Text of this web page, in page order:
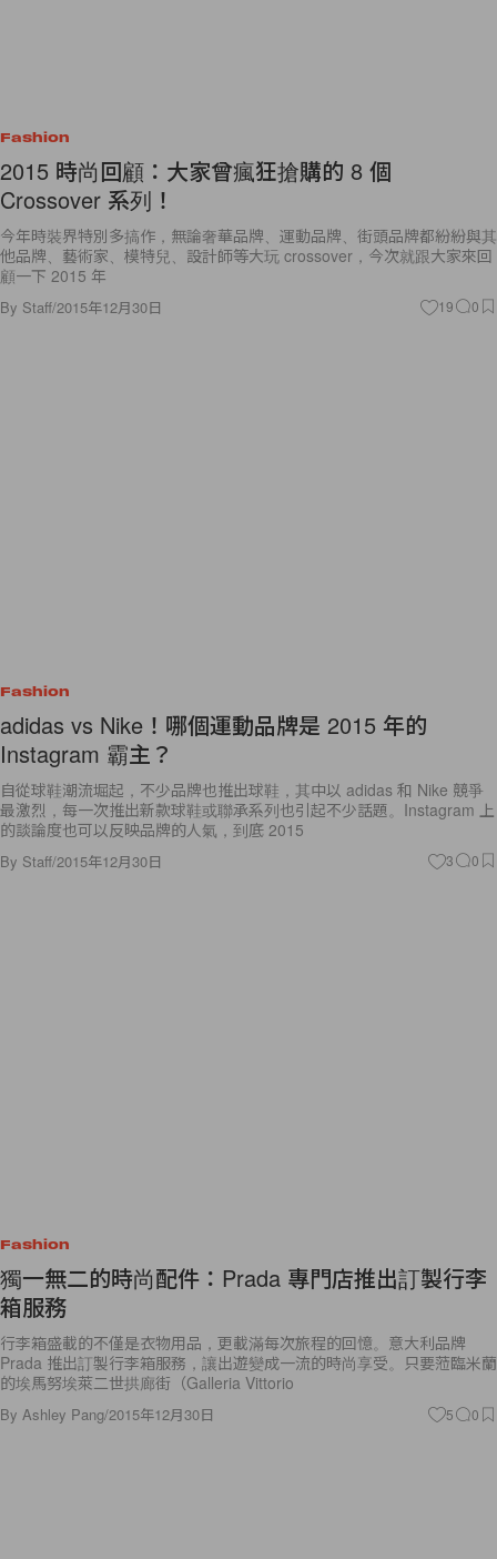
Fashion
2015 時尚回顧：大家曾瘋狂搶購的 8 個
Crossover 系列！
今年時裝界特別多搞作，無論奢華品牌、運動品牌、街頭品牌都紛紛與其
他品牌、藝術家、模特兒、設計師等大玩 crossover，今次就跟大家來回
顧一下 2015 年
By Staff/2015年12月30日 19 0
Fashion
adidas vs Nike！哪個運動品牌是 2015 年的
Instagram 霸主？
自從球鞋潮流堀起，不少品牌也推出球鞋，其中以 adidas 和 Nike 競爭
最激烈，每一次推出新款球鞋或聯承系列也引起不少話題。Instagram 上
的談論度也可以反映品牌的人氣，到底 2015
By Staff/2015年12月30日 3 0
Fashion
獨一無二的時尚配件：Prada 專門店推出訂製行李
箱服務
行李箱盛載的不僅是衣物用品，更載滿每次旅程的回憶。意大利品牌
Prada 推出訂製行李箱服務，讓出遊變成一流的時尚享受。只要蒞臨米蘭
的埃馬努埃萊二世拱廊街（Galleria Vittorio
By Ashley Pang/2015年12月30日 5 0